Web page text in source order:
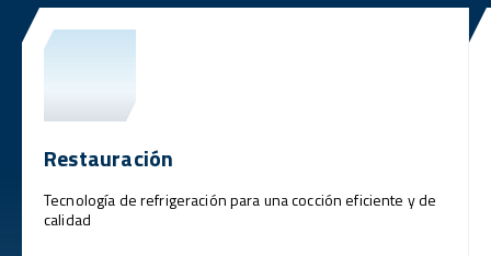
Restauración
Tecnología de refrigeración para una cocción eficiente y de
calidad